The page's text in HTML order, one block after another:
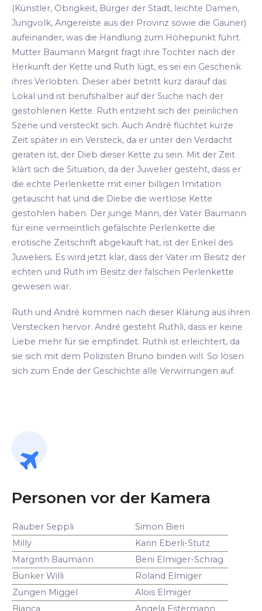
(Künstler, Obrigkeit, Bürger der Stadt, leichte Damen,
Jungvolk, Angereiste aus der Provinz sowie die Gauner)
aufeinander, was die Handlung zum Höhepunkt führt.
Mutter Baumann Margrit fragt ihre Tochter nach der
Herkunft der Kette und Ruth lügt, es sei ein Geschenk
ihres Verlobten. Dieser aber betritt kurz darauf das
Lokal und ist berufshalber auf der Suche nach der
gestohlenen Kette. Ruth entzieht sich der peinlichen
Szene und versteckt sich. Auch André flüchtet kurze
Zeit später in ein Versteck, da er unter den Verdacht
geraten ist, der Dieb dieser Kette zu sein. Mit der Zeit
klärt sich die Situation, da der Juwelier gesteht, dass er
die echte Perlenkette mit einer billigen Imitation
getauscht hat und die Diebe die wertlose Kette
gestohlen haben. Der junge Mann, der Vater Baumann
für eine vermeintlich gefälschte Perlenkette die
erotische Zeitschrift abgekauft hat, ist der Enkel des
Juweliers. Es wird jetzt klar, dass der Vater im Besitz der
echten und Ruth im Besitz der falschen Perlenkette
gewesen war.
Ruth und André kommen nach dieser Klärung aus ihren
Verstecken hervor. André gesteht Ruthli, dass er keine
Liebe mehr für sie empfindet. Ruthli ist erleichtert, da
sie sich mit dem Polizisten Bruno binden will. So lösen
sich zum Ende der Geschichte alle Verwirrungen auf.
Personen vor der Kamera
Räuber Seppli
Simon Bieri
Milly
Karin Eberli-Stutz
Margrith Baumann
Beni Elmiger-Schrag
Bunker Willi
Roland Elmiger
Zungen Miggel
Alois Elmiger
Bianca
Angela Estermann